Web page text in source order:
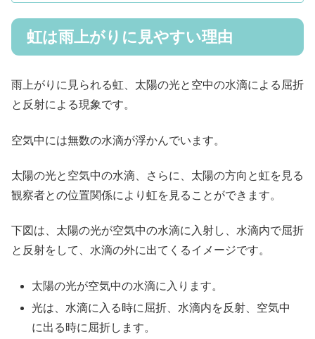
虹は雨上がりに見やすい理由
雨上がりに見られる虹、太陽の光と空中の水滴による屈折
と反射による現象です。
空気中には無数の水滴が浮かんでいます。
太陽の光と空気中の水滴、さらに、太陽の方向と虹を見る
観察者との位置関係により虹を見ることができます。
下図は、太陽の光が空気中の水滴に入射し、水滴内で屈折
と反射をして、水滴の外に出てくるイメージです。
太陽の光が空気中の水滴に入ります。
光は、水滴に入る時に屈折、水滴内を反射、空気中
に出る時に屈折します。